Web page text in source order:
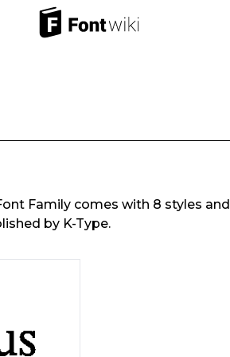
Family comes with 8 styles and
by K-Type.